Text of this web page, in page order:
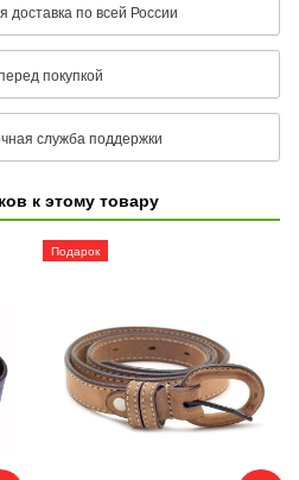
доставка по всей России
покупкой
служба поддержки
к этому товару
Подарок